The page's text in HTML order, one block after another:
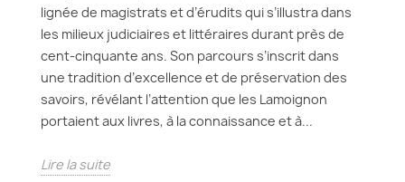
lignée de magistrats et d’érudits qui s’illustra dans
les milieux judiciaires et littéraires durant près de
cent-cinquante ans. Son parcours s’inscrit dans
une tradition d’excellence et de préservation des
savoirs, révélant l’attention que les Lamoignon
portaient aux livres, à la connaissance et à...
Lire la suite